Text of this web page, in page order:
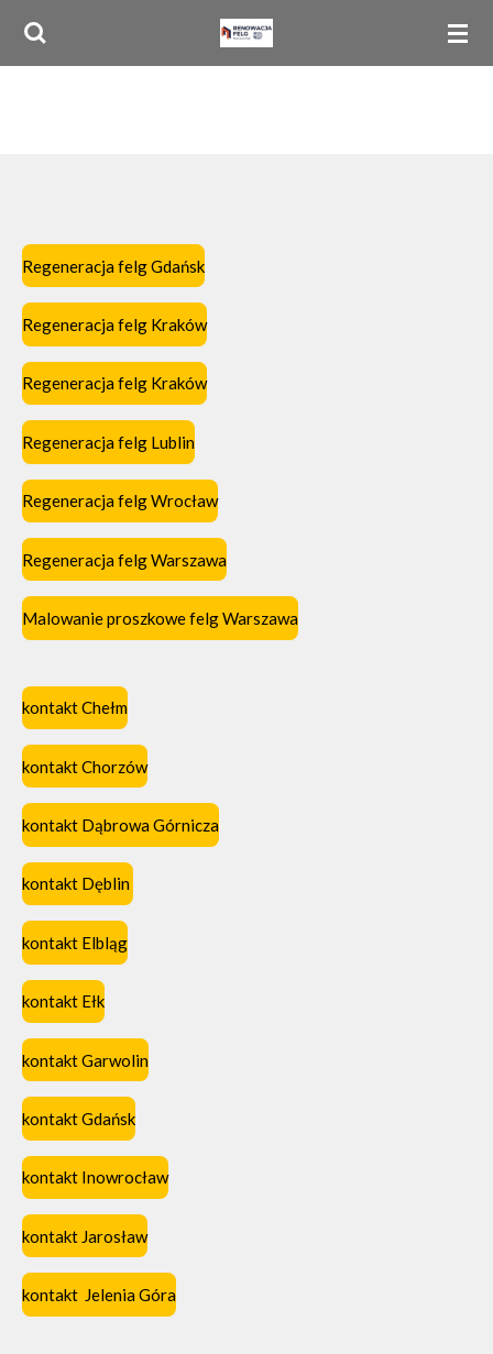
Przejdź
Regeneracja felg Gdańsk
Regeneracja felg Kraków
Regeneracja felg Kraków
Regeneracja felg Lublin
Regeneracja felg Wrocław
Regeneracja felg Warszawa
Malowanie proszkowe felg Warszawa
kontakt Chełm
kontakt Chorzów
kontakt Dąbrowa Górnicza
kontakt Dęblin
kontakt Elbląg
kontakt Ełk
kontakt Garwolin
kontakt Gdańsk
kontakt Inowrocław
kontakt Jarosław
kontakt Jelenia Góra